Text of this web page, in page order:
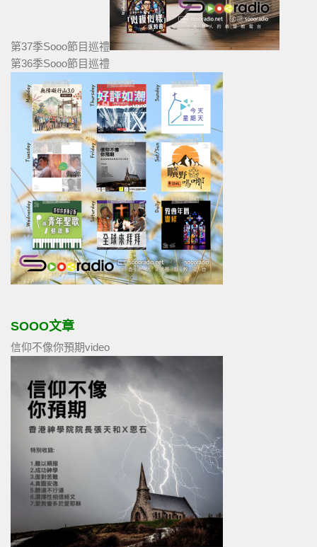
第37季Sooo節目巡禮
第36季Sooo節目巡禮
SOOO文章
信仰不像你預期video